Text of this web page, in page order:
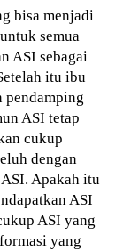
bisa menjadi
semua
ASI sebagai
itu ibu
pendamping
ASI tetap
cukup
dengan
Apakah itu
ASI
ASI yang
yang